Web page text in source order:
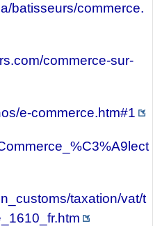
batisseurs/commerce.
commerce-sur-
e-commerce.htm#1
taxation/vat/t